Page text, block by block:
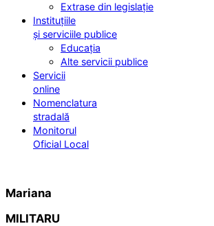
Extrase din legislație
Instituțiile
și serviciile publice
Educația
Alte servicii publice
Servicii
online
Nomenclatura
stradală
Monitorul
Oficial Local
Mariana
MILITARU